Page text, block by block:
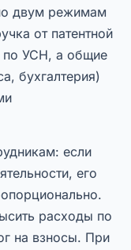
двум режимам
от патентной
по УСН, а общие
бухгалтерия)
если
его
расходы по
на взносы. При